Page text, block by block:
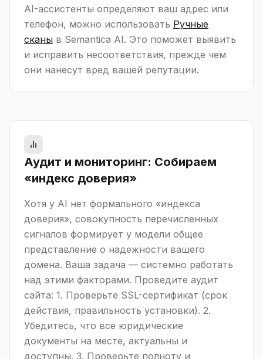
AI-ассистенты определяют ваш адрес или
телефон, можно использовать Ручные
сканы в Semantica AI. Это поможет выявить
и исправить несоответствия, прежде чем
они нанесут вред вашей репутации.
Аудит и мониторинг: Собираем
«индекс доверия»
Хотя у AI нет формального «индекса
доверия», совокупность перечисленных
сигналов формирует у модели общее
представление о надежности вашего
домена. Ваша задача — системно работать
над этими факторами. Проведите аудит
сайта: 1. Проверьте SSL-сертификат (срок
действия, правильность установки). 2.
Убедитесь, что все юридические
документы на месте, актуальны и
доступны. 3. Проверьте полноту и